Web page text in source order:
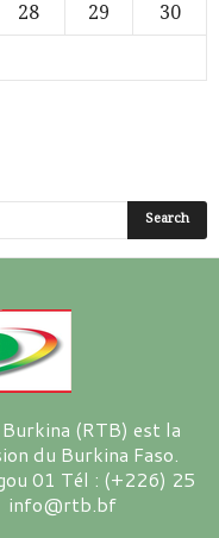
28 29
30
(RTB) est la
du Burkina Faso.
01 Tél : (+226) 25
info@rtb.bf